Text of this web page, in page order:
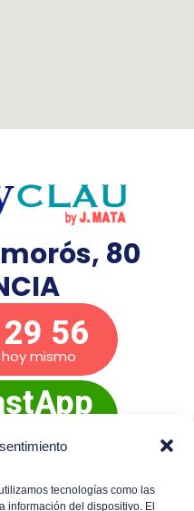
tecnologías como las
información del dispositivo. El
80
56
mismo